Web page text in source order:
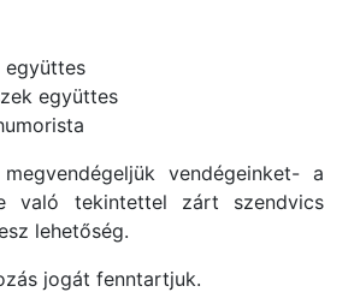
együttes
együttes
vendégeinket- a
való tekintettel zárt szendvics
lehetőség.
jogát fenntartjuk.